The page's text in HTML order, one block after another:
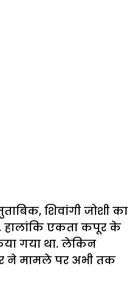
शिवांगी जोशी का
हालांकि एकता कपूर के
गया था. लेकिन
ने मामले पर अभी तक